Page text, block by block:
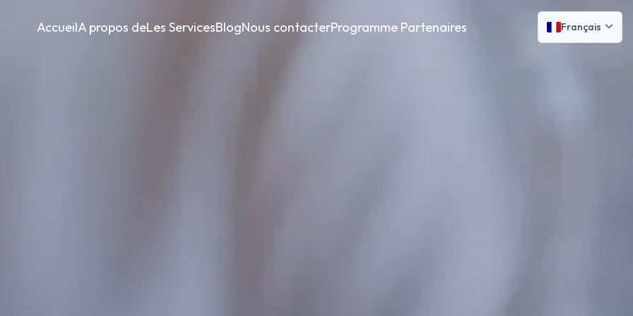
AccueilA propos deLes ServicesBlogNous contacterProgramme Partenaires Français